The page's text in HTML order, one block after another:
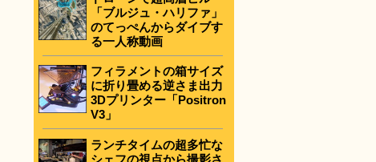
「ブルジュ・ハリファ」
のてっぺんからダイブす
る一人称動画
フィラメントの箱サイズ
に折り畳める逆さま出力
3Dプリンター「Positron
V3」
ランチタイムの超多忙な
シェフの視点から撮影さ